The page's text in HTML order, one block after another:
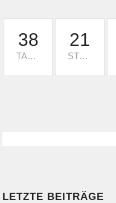
38
TAGE
21
STUNDEN
LETZTE BEITRÄGE